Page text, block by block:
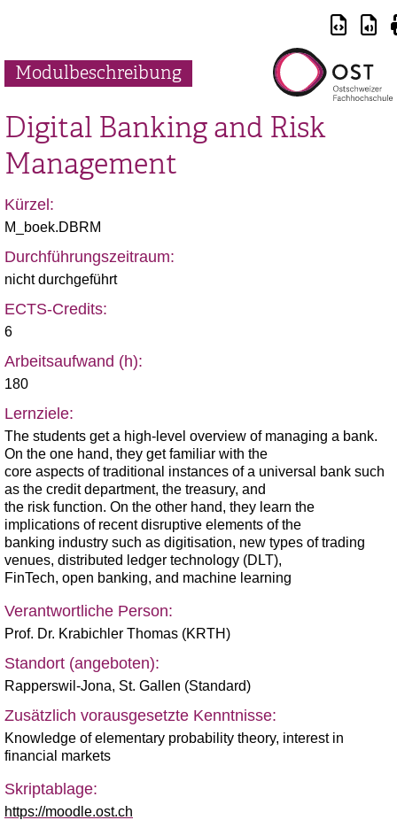
Modulbeschreibung
Digital Banking and Risk
Management
Kürzel:
M_boek.DBRM
Durchführungszeitraum:
nicht durchgeführt
ECTS-Credits:
6
Arbeitsaufwand (h):
180
Lernziele:
The students get a high-level overview of managing a bank.
On the one hand, they get familiar with the
core aspects of traditional instances of a universal bank such
as the credit department, the treasury, and
the risk function. On the other hand, they learn the
implications of recent disruptive elements of the
banking industry such as digitisation, new types of trading
venues, distributed ledger technology (DLT),
FinTech, open banking, and machine learning
Verantwortliche Person:
Prof. Dr. Krabichler Thomas (KRTH)
Standort (angeboten):
Rapperswil-Jona, St. Gallen (Standard)
Zusätzlich vorausgesetzte Kenntnisse:
Knowledge of elementary probability theory, interest in
financial markets
Skriptablage:
https://moodle.ost.ch